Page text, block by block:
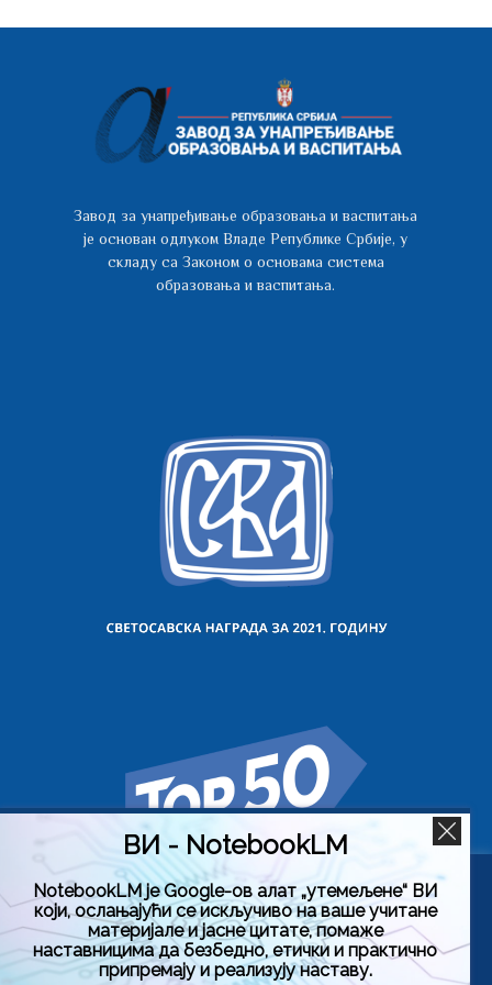
Завод за унапређивање образовања и васпитања
је основан одлуком Владе Републике Србије, у
складу са Законом о основама система
образовања и васпитања.
Користимо колачиће на овој веб страници да бисмо вам
побољшали искуство коришћења нашег сајта тако што
ћемо запамтити ваше жељене поставке. Кликом на
„Прихвати све“, пристајете на употребу СВИХ колачића.
Међутим, можете да посетите „Подешавање колачића“
ВИ - NotebookLM
NotebookLM је Google-ов алат „утемељене“ ВИ
који, ослањајући се искључиво на ваше учитане
материјале и јасне цитате, помаже
наставницима да безбедно, етички и практично
припремају и реализују наставу.